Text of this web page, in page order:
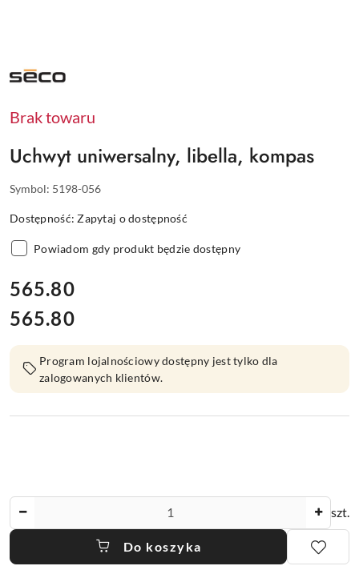
NAZWA
PRODUCENTA:
Brak towaru
Uchwyt uniwersalny, libella, kompas
Symbol: 5198-056
Dostępność:Zapytaj o dostępność
Powiadom gdy produkt będzie dostępny
cena:
565.80
Cena:
565.80
Program lojalnościowy dostępny jest tylko dla
zalogowanych klientów.
szt.
Do koszyka